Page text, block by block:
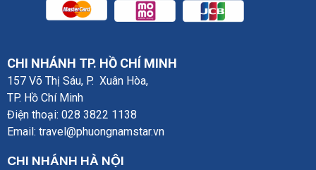
CHI NHÁNH TP. HỒ CHÍ MINH
157 Võ Thị Sáu, P. Xuân Hòa,
TP. Hồ Chí Minh
Điện thoại: 028 3822 1138
Email: travel@phuongnamstar.vn
CHI NHÁNH HÀ NỘI